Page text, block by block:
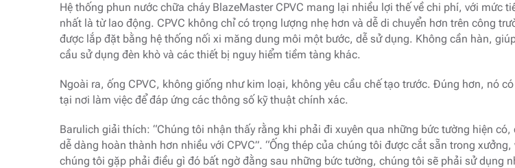
Hệ thống phun nước chữa cháy BlazeMaster CPVC mang lại nhiều lợi thế về chi phí, với mức
nhất là từ lao động. CPVC không chỉ có trọng lượng nhẹ hơn và dễ di chuyển hơn trên công
được lắp đặt bằng hệ thống nối xi măng dung môi một bước, dễ sử dụng. Không cần hàn,
cầu sử dụng đèn khò và các thiết bị nguy hiểm tiềm tàng khác.
Ngoài ra, ống CPVC, không giống như kim loại, không yêu cầu chế tạo trước. Đúng hơn, nó
tại nơi làm việc để đáp ứng các thông số kỹ thuật chính xác.
Barulich giải thích: “Chúng tôi nhận thấy rằng khi phải đi xuyên qua những bức tường hiện có,
dễ dàng hoàn thành hơn nhiều với CPVC”. “Ống thép của chúng tôi được cắt sẵn trong xưởng,
chúng tôi gặp phải điều gì đó bất ngờ đằng sau những bức tường, chúng tôi sẽ phải sử dụng